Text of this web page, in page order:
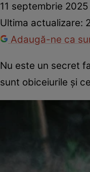
11 septembrie
Ultima actualizare:
Adaugă-ne ca
Nu este un secret
sunt obiceiurile și